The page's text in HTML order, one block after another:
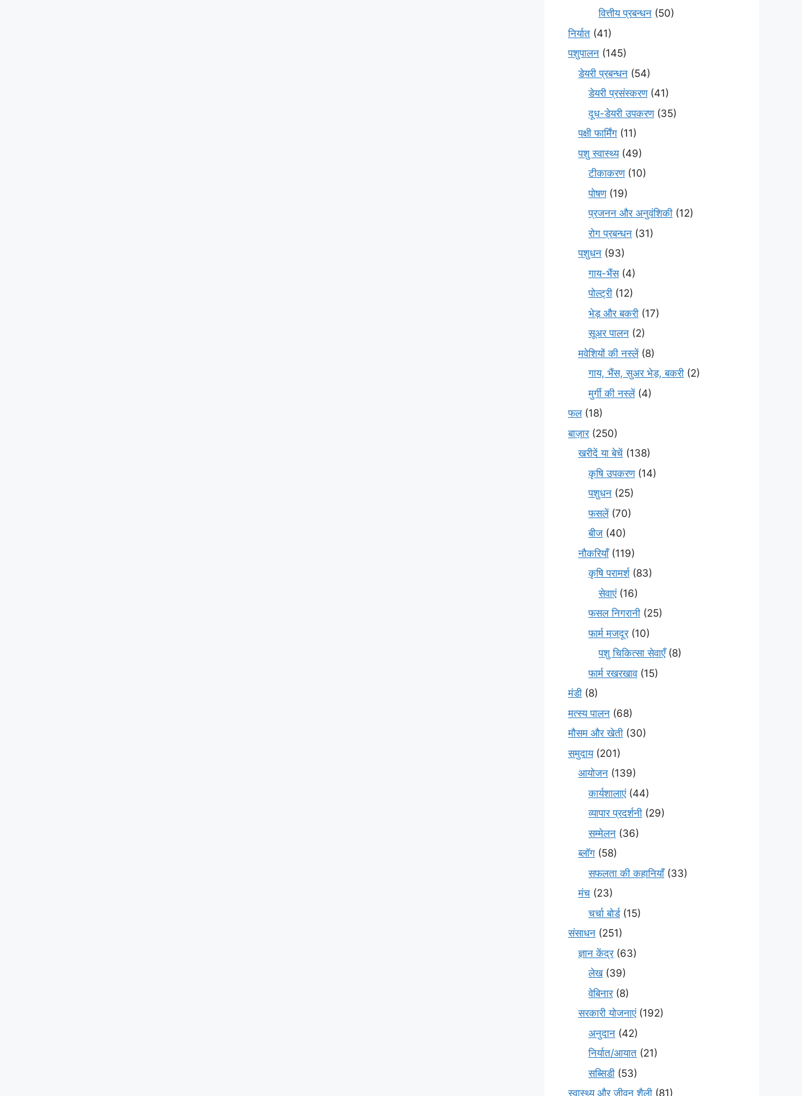
वित्तीय प्रबन्धन (50)
निर्यात (41)
पशुपालन (145)
डेयरी प्रबन्धन (54)
डेयरी प्रसंस्करण(41)
दूध-डेयरी उपकरण(35)
पक्षी फार्मिंग (11)
पशु स्वास्थ्य(49)
टीकाकरण(10)
पोषण(19)
प्रजनन और अनुवंशिकी (12)
रोग प्रबन्धन (31)
पशुधन (93)
गाय-भैंस(4)
पोल्ट्री (12)
भेड़ और बकरी (17)
सूअर पालन (2)
मवेशियों की नस्लें(8)
गाय, भैंस, सुअर भेड़, बकरी (2)
मुर्गी की नस्लें(4)
फल(18)
बाज़ार(250)
खरीदें या बेचें (138)
कृषि उपकरण(14)
पशुधन (25)
फसलें(70)
बीज (40)
नौकरियाँ(119)
कृषि परामर्श(83)
सेवाएं(16)
फसल निगरानी (25)
फार्म मजदूर(10)
पशु चिकित्सा सेवाएँ(8)
फार्म रखरखाव(15)
मंडी (8)
मत्स्य पालन (68)
मौसम और खेती (30)
समुदाय(201)
आयोजन (139)
कार्यशालाएं(44)
व्यापार प्रदर्शनी (29)
सम्मेलन (36)
ब्लॉग (58)
सफलता की कहानियाँ(33)
मंच (23)
चर्चा बोर्ड(15)
संसाधन (251)
ज्ञान केंद्र(63)
लेख(39)
वेबिनार(8)
सरकारी योजनाएं(192)
अनुदान (42)
निर्यात/आयात (21)
सब्सिडी (53)
स्वास्थ्य और जीवन शैली (81)